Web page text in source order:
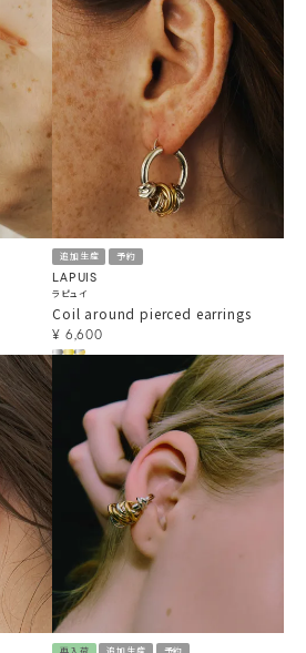
追加生産 予約
LAPUIS
ラピュイ
Coil around pierced earrings
¥ 6,600